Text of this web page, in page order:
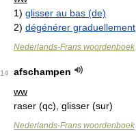
1) glisser au bas (de)
2) dégénérer graduellement
Nederlands-Frans woordenboek
14
afschampen
ww
raser (qc), glisser (sur)
Nederlands-Frans woordenboek